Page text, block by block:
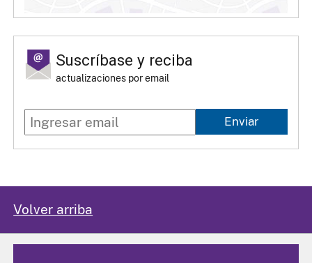
Suscríbase y reciba
actualizaciones por email
Enviar
Volver arriba